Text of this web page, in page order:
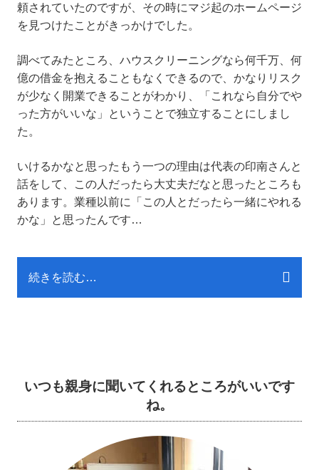
頼されていたのですが、その時にマジ起のホームページ
を見つけたことがきっかけでした。
調べてみたところ、ハウスクリーニングなら何千万、何
億の借金を抱えることもなくできるので、かなりリスク
が少なく開業できることがわかり、「これなら自分でや
った方がいいな」ということで独立することにしまし
た。
いけるかなと思ったもう一つの理由は代表の印南さんと
話をして、この人だったら大丈夫だなと思ったところも
あります。業種以前に「この人とだったら一緒にやれる
かな」と思ったんです…
続きを読む…
いつも親身に聞いてくれるところがいいです
ね。